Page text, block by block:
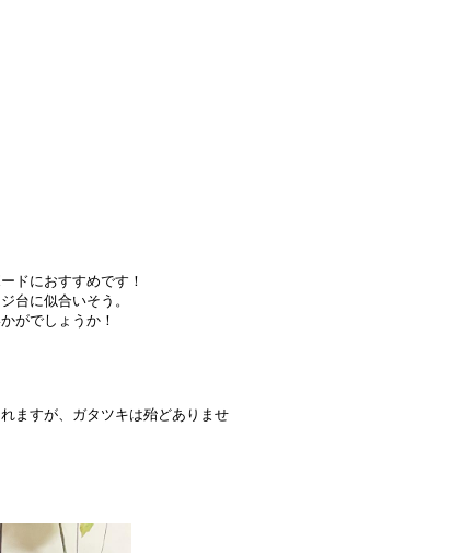
ドにおすすめです！
台に似合いそう。
がでしょうか！
ますが、ガタツキは殆どありませ